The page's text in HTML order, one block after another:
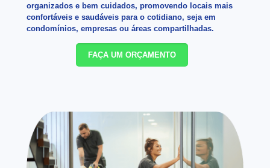
organizados e bem cuidados, promovendo locais mais
confortáveis e saudáveis para o cotidiano, seja em
condomínios, empresas ou áreas compartilhadas.
FAÇA UM ORÇAMENTO